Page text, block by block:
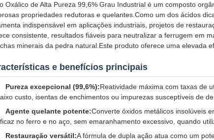
Oxálico de Alta Pureza 99,6% Grau Industrial é um composto
propriedades redutoras e quelantes.Como um dos ácidos
indispensável em aplicações industriais, projetos de
consistente, resultados fiáveis para neutralizar a ferrugem em
minerais da pedra natural.Este produto oferece uma elevada
e benefícios principais
Pureza excepcional (99,6%):Reatividade máxima com taxas de
custo, isentas de enchimentos ou impurezas susceptíveis de
Agente quelante potente:Converte óxidos metálicos insolúveis
no ferro e no aço, sem emaranhamento excessivo, quando
Restauração versátil:A fórmula de dupla ação atua como um